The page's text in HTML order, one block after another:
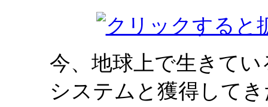
今、地球上で生きて
システムと獲得して